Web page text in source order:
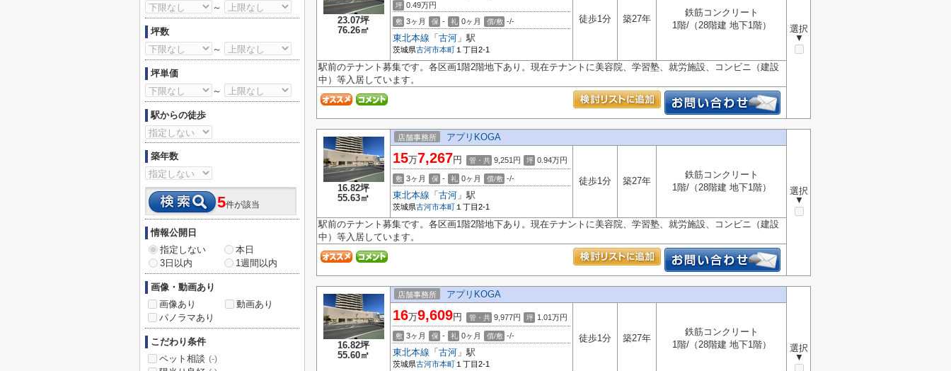
23.07坪
76.26㎡
選択
▼
坪 0.49万円
敷 3ヶ月 保 - 礼 0ヶ月 償/敷 -/-
東北本線 「 古河 」駅
茨城県古河市本町 １丁目2-1
徒歩1分 築27年
鉄筋コンクリート
1階/（28階建 地下1階）
駅前のテナント募集です。各区画1階2階地下あり。現在テナントに美容院、学習塾、就労施設、コンビニ（建設
中）等入居しています。
16.82坪
55.63㎡
店舗事務所 アプリKOGA
選択
▼
15万7,267円 管・共 9,251円 坪 0.94万円
敷 3ヶ月 保 - 礼 0ヶ月 償/敷 -/-
東北本線 「 古河 」駅
茨城県古河市本町 １丁目2-1
徒歩1分 築27年
鉄筋コンクリート
1階/（28階建 地下1階）
駅前のテナント募集です。各区画1階2階地下あり。現在テナントに美容院、学習塾、就労施設、コンビニ（建設
中）等入居しています。
16.82坪
55.60㎡
店舗事務所 アプリKOGA
選択
▼
16万9,609円 管・共 9,977円 坪 1.01万円
敷 3ヶ月 保 - 礼 0ヶ月 償/敷 -/-
東北本線 「 古河 」駅
茨城県古河市本町 １丁目2-1
徒歩1分 築27年
鉄筋コンクリート
1階/（28階建 地下1階）
～
坪数
～
坪単価
～
駅からの徒歩
築年数
5件が該当
情報公開日
指定しない
本日
3日以内
1週間以内
画像・動画あり
画像あり
動画あり
パノラマあり
こだわり条件
ペット相談 (-)